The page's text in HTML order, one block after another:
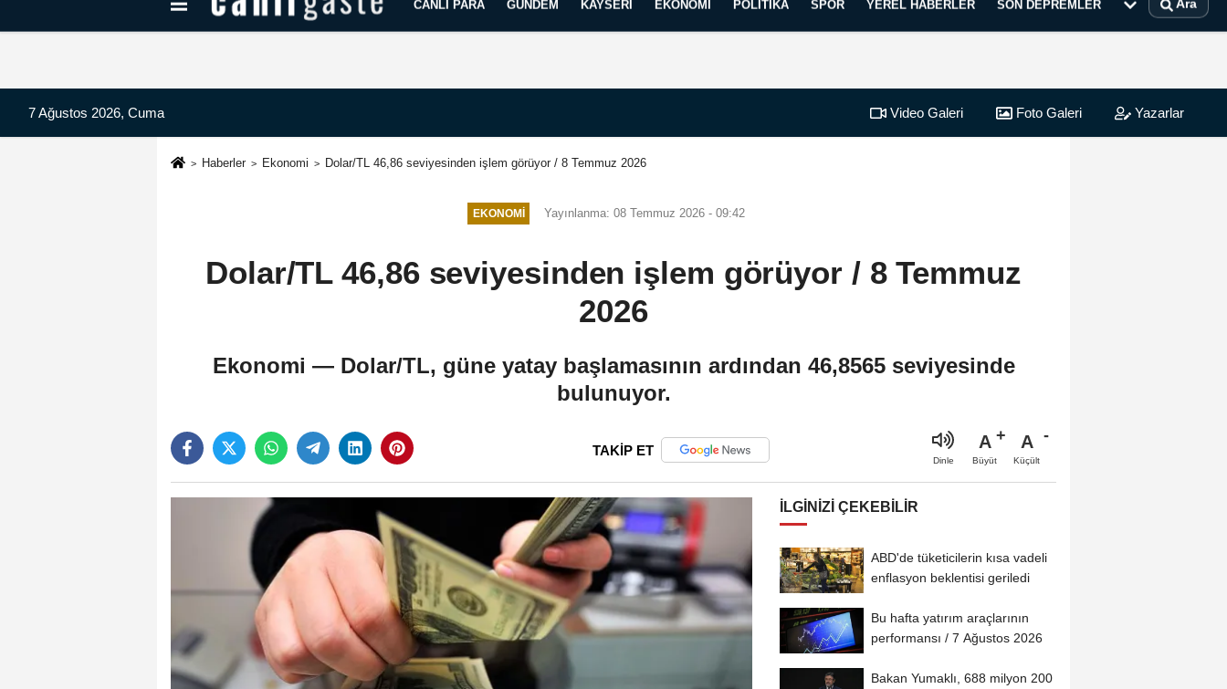
Kayseri Haberleri Can Radyo Dinle
CANLI PARA GÜNDEM KAYSERI EKONOMI POLITIKA SPOR YEREL HABERLER SON DEPREMLER Ara
7 Ağustos 2026, Cuma Video Galeri Foto Galeri Yazarlar
Haberler Ekonomi Dolar/TL 46,86 seviyesinden işlem görüyor / 8 Temmuz 2026
EKONOMI Yayınlanma: 08 Temmuz 2026 - 09:42
Dolar/TL 46,86 seviyesinden işlem görüyor / 8 Temmuz
2026
Ekonomi — Dolar/TL, güne yatay başlamasının ardından 46,8565 seviyesinde
bulunuyor.
TAKİP ET
Dinle
A
Büyüt
A
Küçült
İLGINIZI ÇEKEBILIR
ABD'de tüketicilerin kısa vadeli
enflasyon beklentisi geriledi
Bu hafta yatırım araçlarının
performansı / 7 Ağustos 2026
Bakan Yumaklı, 688 milyon 200